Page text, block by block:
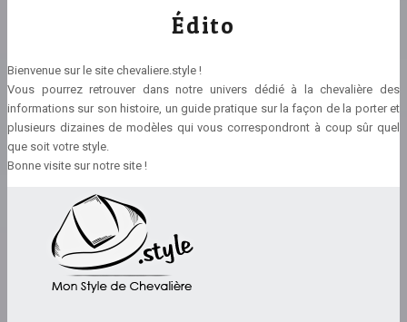
Édito
Bienvenue sur le site chevaliere.style !
Vous pourrez retrouver dans notre univers dédié à la chevalière des
informations sur son histoire, un guide pratique sur la façon de la porter et
plusieurs dizaines de modèles qui vous correspondront à coup sûr quel
que soit votre style.
Bonne visite sur notre site !